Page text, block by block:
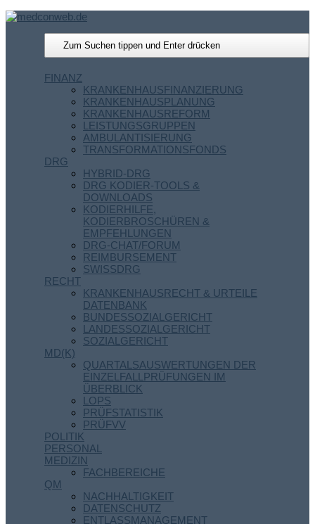
FINANZ
KRANKENHAUSFINANZIERUNG
KRANKENHAUSPLANUNG
KRANKENHAUSREFORM
LEISTUNGSGRUPPEN
AMBULANTISIERUNG
TRANSFORMATIONSFONDS
DRG
HYBRID-DRG
DRG KODIER-TOOLS &
DOWNLOADS
KODIERHILFE,
KODIERBROSCHÜREN &
EMPFEHLUNGEN
DRG-CHAT/FORUM
REIMBURSEMENT
SWISSDRG
RECHT
KRANKENHAUSRECHT & URTEILE
DATENBANK
BUNDESSOZIALGERICHT
LANDESSOZIALGERICHT
SOZIALGERICHT
MD(K)
QUARTALSAUSWERTUNGEN DER
EINZELFALLPRÜFUNGEN IM
ÜBERBLICK
LOPS
PRÜFSTATISTIK
PRÜFVV
POLITIK
PERSONAL
MEDIZIN
FACHBEREICHE
QM
NACHHALTIGKEIT
DATENSCHUTZ
ENTLASSMANAGEMENT